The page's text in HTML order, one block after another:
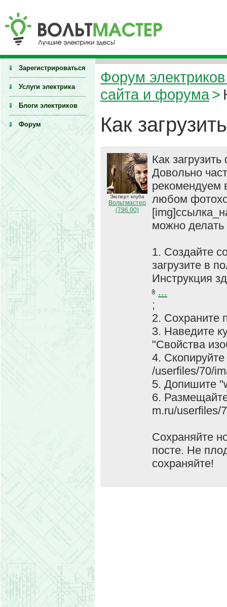
Зарегистрироваться
Услуги электрика
Блоги электриков
Форум
Форум электриков
сайта и форума>
Как
Эксперт клуба
Вольтмастер
(796.00)
Как
Довольно
рекомендуем
любом
можно
1. Создайте
загрузите в
Инструкция
...
;
2. Сохраните
3. Наведите
"Свойства
4.
/userfiles/70/
5. Допишите
6.
m.ru/userfiles/
Сохраняйте
посте. Не
сохраняйте!